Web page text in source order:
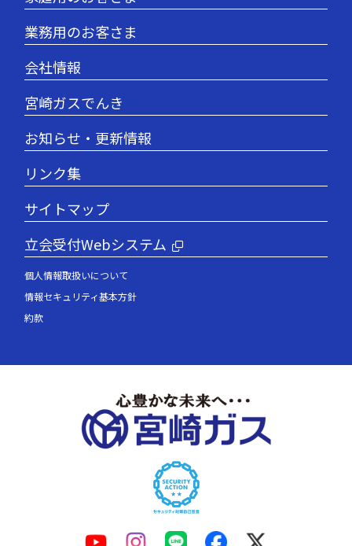
業務用のお客さま
会社情報
宮崎ガスでんき
お知らせ・更新情報
リンク集
サイトマップ
立会受付Webシステム
個人情報取扱いについて
情報セキュリティ基本方針
約款